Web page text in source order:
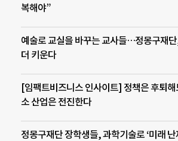
복해야”
예술로 교실을 바꾸는 교사들…정몽구재
더 키운다
[임팩트비즈니스 인사이트] 정책은 후퇴
소 산업은 전진한다
정몽구재단 장학생들, 과학기술로 ‘미래 난